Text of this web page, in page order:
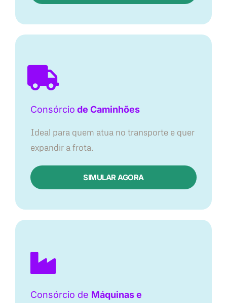
Consórcio de Caminhões
Ideal para quem atua no transporte e quer
expandir a frota.
SIMULAR AGORA
Consórcio de Máquinas e